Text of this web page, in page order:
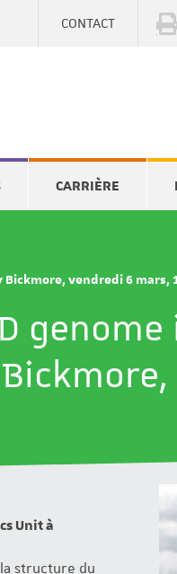
CONTACT
CARRIÈRE
Bickmore, vendredi 6 mars,
Unit à
structure du